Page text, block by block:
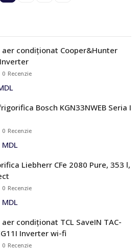
condiționat Cooper&Hunter
0 Recenzie
Bosch KGN33NWEB Seria I
0 Recenzie
Liebherr CFe 2080 Pure, 353 l,
0 Recenzie
condiționat TCL SaveIN TAC-
Inverter wi-fi
0 Recenzie